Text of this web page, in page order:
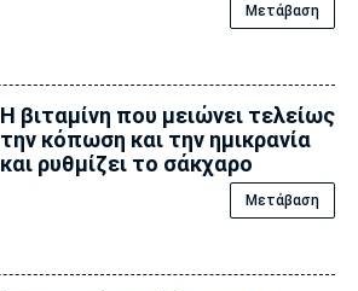
Μετάβαση
Η βιταμίνη που μειώνει τελείως
την κόπωση και την ημικρανία
και ρυθμίζει το σάκχαρο
Μετάβαση